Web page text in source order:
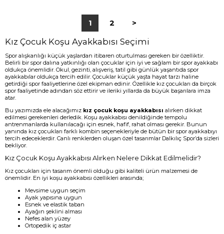
1 2 >
Kız Çocuk Koşu Ayakkabısı Seçimi
Spor alışkanlığı küçük yaşlardan itibaren oturtulması gereken bir özelliktir.
Belirli bir spor dalına yatkınlığı olan çocuklar için iyi ve sağlam bir spor ayakkabı
oldukça önemlidir. Okul, gezinti, alışveriş, tatil gibi günlük yaşantıda spor
ayakkabılar oldukça tercih edilir. Çocuklar küçük yaşta hayat tarzı haline
getirdiği spor faaliyetlerine özel ekipman edinir. Özellikle kız çocukları da birçok
spor faaliyetinde adından söz ettirir ve ileriki yıllarda da büyük başarılara imza
atar.
Bu yazımızda ele alacağımız kız çocuk koşu ayakkabısı alırken dikkat
edilmesi gerekenleri derledik. Koşu ayakkabısı denildiğinde tempolu
antrenmanlarda kullanılacağı için esnek, hafif, rahat olması gerekir. Bunun
yanında kız çocukları farklı kombin seçenekleriyle de bütün bir spor ayakkabıyı
tercih edeceklerdir. Canlı renklerden oluşan özel tasarımlar Dalkılıç Spor’da sizleri
bekliyor.
Kız Çocuk Koşu Ayakkabısı Alırken Nelere Dikkat Edilmelidir?
Kız çocukları için tasarım önemli olduğu gibi kaliteli ürün malzemesi de
önemlidir. En iyi koşu ayakkabısı özellikleri arasında;
Mevsime uygun seçim
Ayak yapısına uygun
Esnek ve elastik taban
Ayağın şeklini alması
Nefes alan yüzey
Ortopedik iç astar